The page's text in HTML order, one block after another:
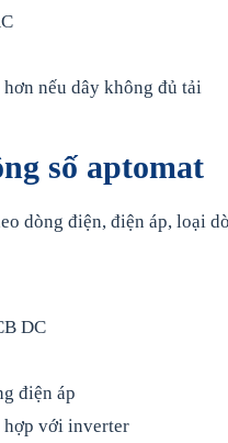
nếu dây không đủ tải
số aptomat
dòng điện, điện áp, loại
DC
điện áp
hợp với inverter